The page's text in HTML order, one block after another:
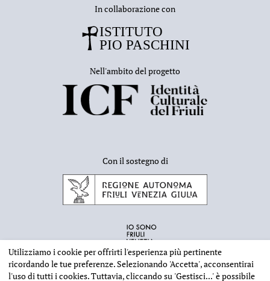
In collaborazione con
Nell'ambito del progetto
Con il sostegno di
Utilizziamo i cookie per offrirti l'esperienza più pertinente
ricordando le tue preferenze. Selezionando 'Accetta', acconsentirai
l'uso di tutti i cookies. Tuttavia, cliccando su 'Gestisci...'è possibile